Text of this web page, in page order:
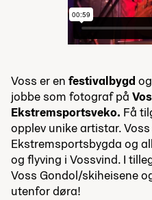
Voss er en festivalbygd
jobbe som fotograf på
Ekstremsportsveko. Få
opplev unike artistar.
Ekstremsportsbygda og
og flyving i Vossvind. I
Voss Gondol/skiheisene
utenfor døra!